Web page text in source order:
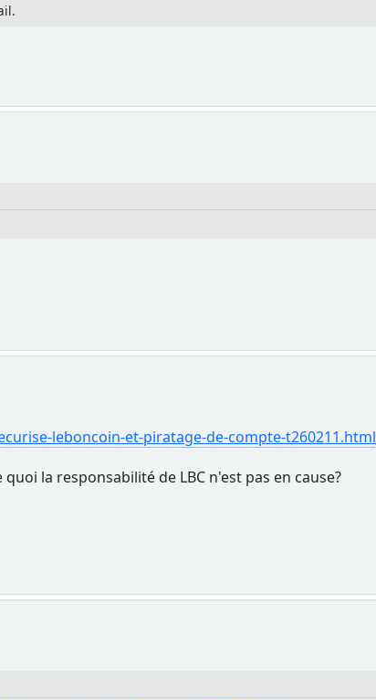
leboncoin-et-piratage-de-compte-t260211.html
la responsabilité de LBC n'est pas en cause?